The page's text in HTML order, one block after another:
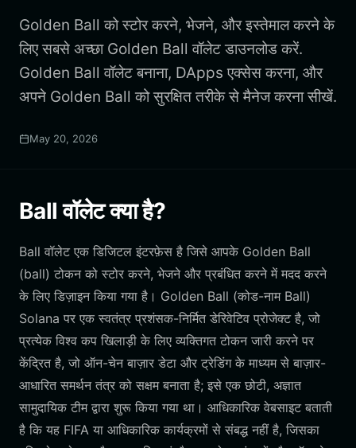
Português (Brasil)
Español (Argentina)
Golden Ball को स्टोर करने, भेजने, और इस्तेमाल करने के
लिए सबसे अच्छा Golden Ball वॉलेट डाउनलोड करें.
Golden Ball वॉलेट बनाना, DApps एक्सेस करना, और
अपने Golden Ball को सुरक्षित तरीके से मैनेज करना सीखें.
May 20, 2026
Ball वॉलेट क्या है?
Ball वॉलेट एक डिजिटल इंटरफ़ेस है जिसे आपके Golden Ball
(ball) टोकन को स्टोर करने, भेजने और प्रबंधित करने में मदद करने
के लिए डिज़ाइन किया गया है। Golden Ball (कोड-नाम Ball)
Solana पर एक स्वतंत्र प्रशंसक-निर्मित डेरिवेटिव प्रोजेक्ट है, जो
प्रत्येक विश्व कप खिलाड़ी के लिए व्यक्तिगत टोकन जारी करने पर
केंद्रित है, जो ऑन-चेन बाज़ार डेटा और ट्रेडिंग के माध्यम से बाज़ार-
आधारित समर्थन तंत्र को सक्षम बनाता है; इसे एक छोटी, अज्ञात
सामुदायिक टीम द्वारा शुरू किया गया था। आधिकारिक वेबसाइट बताती
है कि यह FIFA या आधिकारिक कार्यक्रमों से संबद्ध नहीं है, जिसका